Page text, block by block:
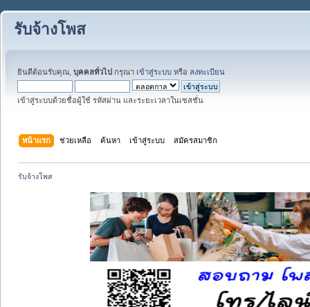
รับจ้างโพส
ยินดีต้อนรับคุณ, บุคคลทั่วไป กรุณา เข้าสู่ระบบ หรือ ลงทะเบียน
เข้าสู่ระบบด้วยชื่อผู้ใช้ รหัสผ่าน และระยะเวลาในเซสชั่น
หน้าแรก ช่วยเหลือ ค้นหา เข้าสู่ระบบ สมัครสมาชิก
รับจ้างโพส